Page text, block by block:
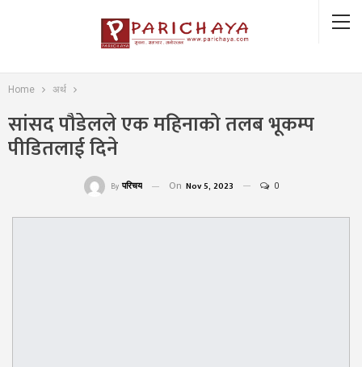
Home अर्थ
सांसद पौडेलले एक महिनाको तलब भूकम्प
पीडितलाई दिने
By परिचय On Nov 5, 2023 0